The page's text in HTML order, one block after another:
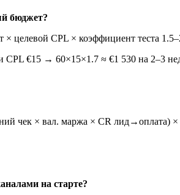
бюджет?
× целевой CPL × коэффициент теста
€15 → 60×15×1.7 ≈ €1 530 на 2–3
чек × вал. маржа × CR лид→оплата) ×
на старте?